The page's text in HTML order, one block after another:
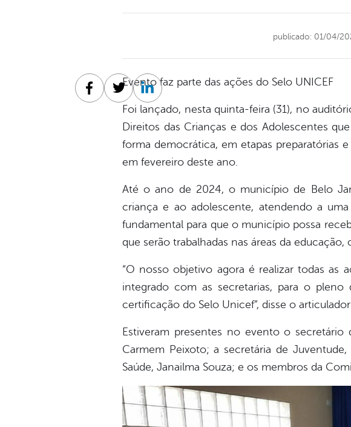
publicado: 01/04/
Evento faz parte das ações do Selo UNICEF
Foi lançado, nesta quinta-feira (31), no
Direitos das Crianças e dos Adolescentes
forma democrática, em etapas preparatórias
em fevereiro deste ano.
Até o ano de 2024, o município de Belo
criança e ao adolescente, atendendo a
fundamental para que o município possa
que serão trabalhadas nas áreas da
“O nosso objetivo agora é realizar todas as
integrado com as secretarias, para o
certificação do Selo Unicef”, disse o
Estiveram presentes no evento o secretário
Carmem Peixoto; a secretária de
Saúde, Janailma Souza; e os membros da
Facebook
TwitterLinkedin